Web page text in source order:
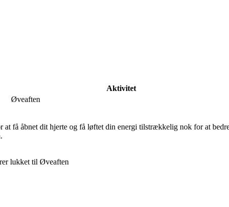
Aktivitet
Øveaften
få åbnet dit hjerte og få løftet din energi tilstrækkelig nok for at
lukkettil Øveaften